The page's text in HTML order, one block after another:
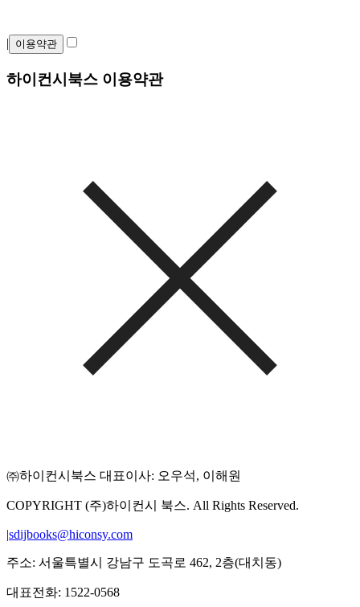
| 이용약관
하이컨시북스 이용약관
㈜하이컨시북스 대표이사: 오우석, 이해원
COPYRIGHT (주)하이컨시 북스. All Rights Reserved.
|sdijbooks@hiconsy.com
주소: 서울특별시 강남구 도곡로 462, 2층(대치동)
대표전화: 1522-0568